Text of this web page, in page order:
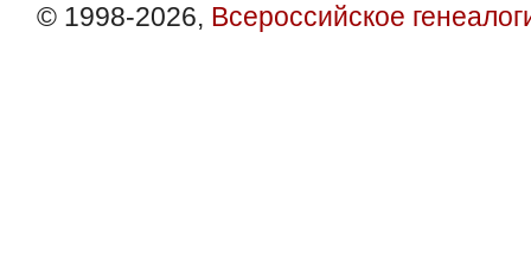
© 1998-2026, Всероссийское